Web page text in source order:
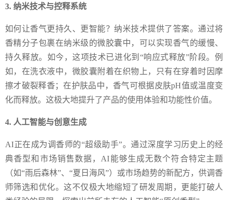
3. 纳米技术与控释系统
如何让香气更持久、更智能？纳米技术提供了答案。通过将
香精分子包裹在纳米级的微胶囊中，可以实现香气的缓慢、
持久释放。如今，这项技术已进化到“响应式释放”阶段。例
如，在洗衣液中，微胶囊附着在织物上，只有在穿着时因摩
擦才破裂释香；在护肤品中，香气可根据皮肤pH值或温度变
化而释放。这极大地提升了产品的使用体验和功能性价值。
4. 人工智能与创意生成
AI正在成为调香师的“超级助手”。通过深度学习历史上的经
典香型和市场销售数据，AI能够生成无数个符合特定主题
（如“雨后森林”、“夏日海风”）或市场趋势的新配方，供调香
师筛选和优化。这不仅极大地缩短了研发周期，更能打破人